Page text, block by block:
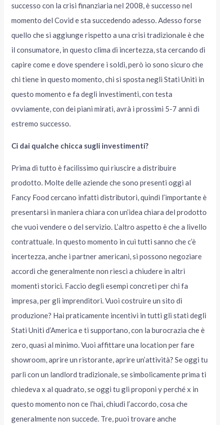
successo con la crisi finanziaria nel 2008, è successo nel
momento del Covid e sta succedendo adesso. Adesso forse
quello che si aggiunge rispetto a una crisi tradizionale è che
il consumatore, in questo clima di incertezza, sta cercando di
capire come e dove spendere i soldi, però io sono sicuro che
chi tiene in questo momento, chi si sposta negli Stati Uniti in
questo momento e fa degli investimenti, con testa
ovviamente, con dei piani mirati, avrà i prossimi 5-7 anni di
estremo successo.
Ci dai qualche chicca sugli investimenti?
Prima di tutto è facilissimo qui riuscire a distribuire
prodotto. Molte delle aziende che sono presenti oggi al
Fancy Food cercano infatti distributori, quindi l’importante è
presentarsi in maniera chiara con un’idea chiara del prodotto
che vuoi vendere o del servizio. L’altro aspetto è che a livello
contrattuale. In questo momento in cui tutti sanno che c’è
incertezza, anche i partner americani, si possono negoziare
accordi che generalmente non riesci a chiudere in altri
momenti storici. Faccio degli esempi concreti per chi fa
impresa, per gli imprenditori. Vuoi costruire un sito di
produzione? Hai praticamente incentivi in tutti gli stati degli
Stati Uniti d’America e ti supportano, con la burocrazia che è
zero, quasi al minimo. Vuoi affittare una location per fare
showroom, aprire un ristorante, aprire un’attività? Se oggi tu
parli con un landlord tradizionale, se simbolicamente prima ti
chiedeva x al quadrato, se oggi tu gli proponi y perché x in
questo momento non ce l’hai, chiudi l’accordo, cosa che
generalmente non succede. Tre, puoi trovare anche